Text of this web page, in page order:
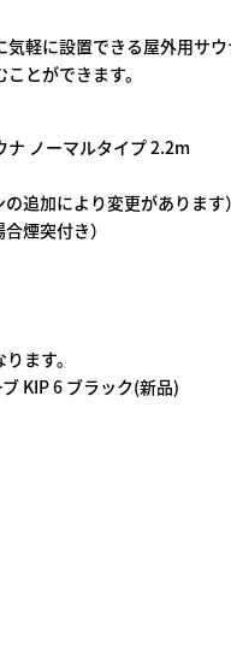
軽に設置できる屋外用サ
とができます。
ノーマルタイプ 2.2m
追加により変更があります）
煙突付き）
ます。
KIP 6 ブラック(新品)